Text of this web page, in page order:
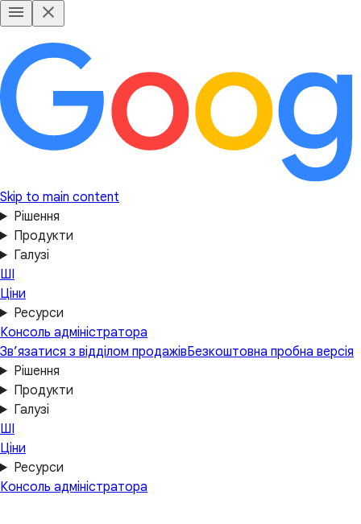
Skip to main content
Рішення
Продукти
Галузі
ШІ
Ціни
Ресурси
Консоль адміністратора
Зв’язатися з відділом продажівБезкоштовна пробна версія
Рішення
Продукти
Галузі
ШІ
Ціни
Ресурси
Консоль адміністратора